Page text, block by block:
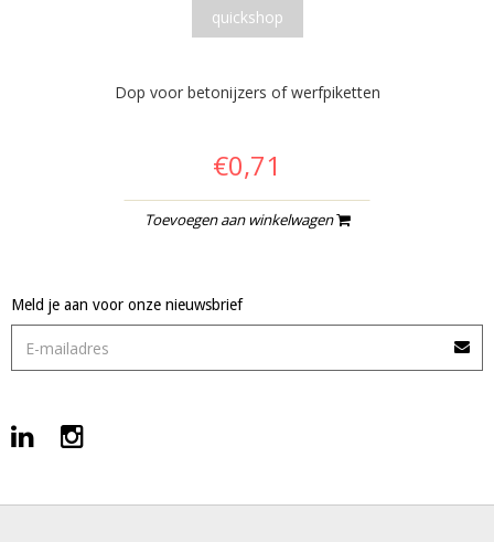
quickshop
Dop voor betonijzers of werfpiketten
€0,71
Toevoegen aan winkelwagen
Meld je aan voor onze nieuwsbrief